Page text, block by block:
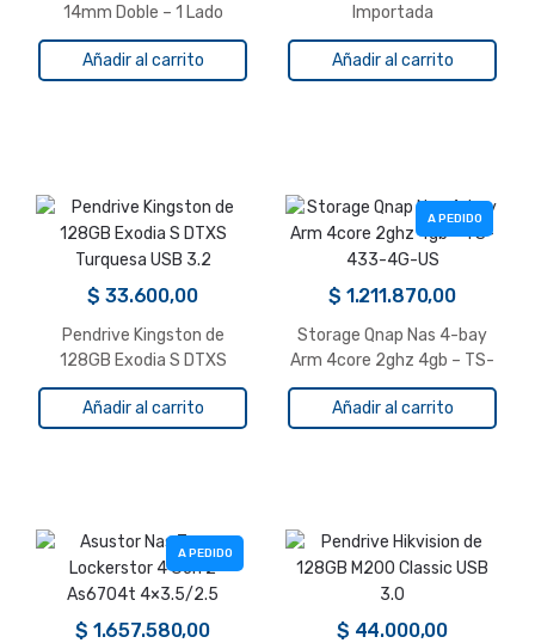
14mm Doble – 1 Lado
Añadir al carrito
Importada
Añadir al carrito
$ 33.600,00
Pendrive Kingston de
128GB Exodia S DTXS
Turquesa USB 3.2
Añadir al carrito
A PEDIDO
$ 1.211.870,00
Storage Qnap Nas 4-bay
Arm 4core 2ghz 4gb – TS-
433-4G-US
Añadir al carrito
A PEDIDO
$ 1.657.580,00 $ 44.000,00